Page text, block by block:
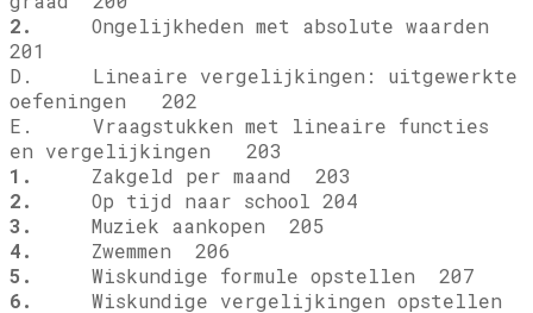
2.
Ongelijkheden met absolute waarden
201
D. Lineaire vergelijkingen: uitgewerkte
oefeningen 202
E. Vraagstukken met lineaire functies
en vergelijkingen 203
1.
Zakgeld per maand 203
2.
Op tijd naar school 204
3.
Muziek aankopen 205
4.
Zwemmen 206
5.
Wiskundige formule opstellen 207
6.
Wiskundige vergelijkingen opstellen